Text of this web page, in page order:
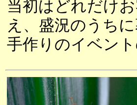
当初はどれだけ
え、盛況のうち
手作りのイベン